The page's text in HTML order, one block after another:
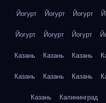
Йогурт Йогурт Йогурт
Йогурт Йогурт Йогурт
Казань Казань Казань
Казань Казань Казань
Казань Калининград